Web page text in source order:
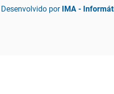
Desenvolvido por IMA -